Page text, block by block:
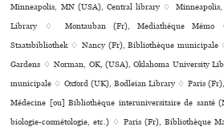
Minneapolis, MN (USA), Central library ♢
Library ♢ Montauban (Fr), Mediathéque Mémo
Staatsbibliothek ♢ Nancy (Fr), Bibliothèque muni­ci­pale
Gardens ♢ Norman, OK, (USA), Oklahoma University
muni­ci­pale ♢ Oxford (UK), Bodleian Library ♢ Paris
Médecine [ou] Bibliothèque inte­ru­ni­ver­si­taire de santé
bio­lo­gie-cos­mé­to­lo­gie, etc.) ♢ Paris (Fr), Bibliothèque